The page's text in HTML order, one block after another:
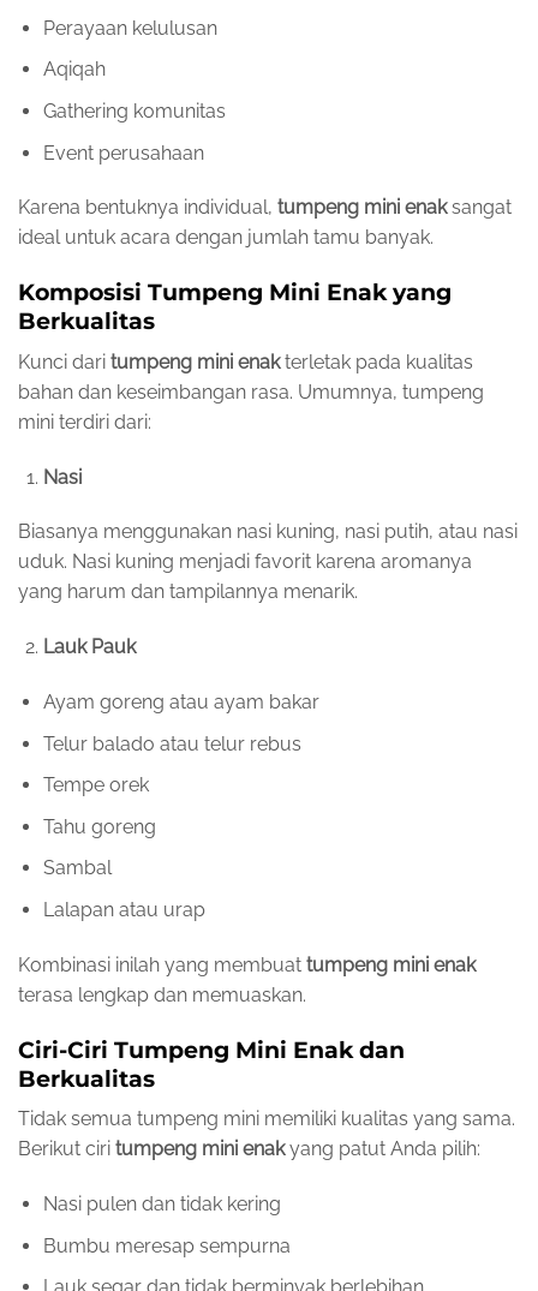
Perayaan kelulusan
Aqiqah
Gathering komunitas
Event perusahaan
Karena bentuknya individual, tumpeng mini enaksangat
ideal untuk acara dengan jumlah tamu banyak.
Komposisi Tumpeng Mini Enak yang
Berkualitas
Kunci dari tumpeng mini enakterletak pada kualitas
bahan dan keseimbangan rasa. Umumnya, tumpeng
mini terdiri dari:
Nasi
Biasanya menggunakan nasi kuning, nasi putih, atau nasi
uduk. Nasi kuning menjadi favorit karena aromanya
yang harum dan tampilannya menarik.
Lauk Pauk
Ayam goreng atau ayam bakar
Telur balado atau telur rebus
Tempe orek
Tahu goreng
Sambal
Lalapan atau urap
Kombinasi inilah yang membuat tumpeng mini enak
terasa lengkap dan memuaskan.
Ciri-Ciri Tumpeng Mini Enak dan
Berkualitas
Tidak semua tumpeng mini memiliki kualitas yang sama.
Berikut ciri tumpeng mini enakyang patut Anda pilih:
Nasi pulen dan tidak kering
Bumbu meresap sempurna